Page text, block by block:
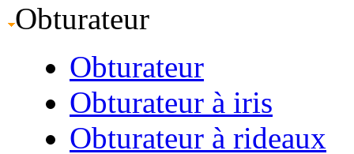
Obturateur
Obturateur
Obturateur à iris
Obturateur à rideaux